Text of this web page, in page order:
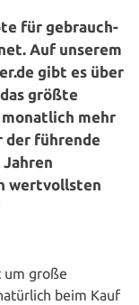
für gebrauch­
Auf unserem
gibt es über
größte
mehr
der führende
wert­volls­ten
um große
beim Kauf